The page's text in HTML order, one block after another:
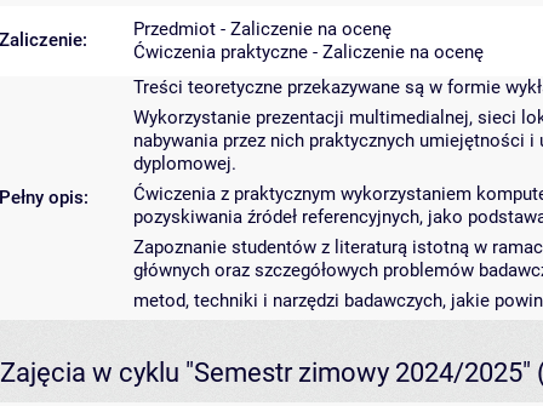
Zaliczenie:
Przedmiot - Zaliczenie na ocenę
Ćwiczenia praktyczne - Zaliczenie na ocenę
Pełny opis:
Treści teoretyczne przekazywane są w formie
Wykorzystanie prezentacji multimedialnej, sieci
nabywania przez nich praktycznych umiejętności
dyplomowej.
Ćwiczenia z praktycznym wykorzystaniem
pozyskiwania źródeł referencyjnych, jako
Zapoznanie studentów z literaturą istotną w
głównych oraz szczegółowych problemów
metod, techniki i narzędzi badawczych, jakie
Zajęcia w cyklu "Semestr zimowy 2024/2025"